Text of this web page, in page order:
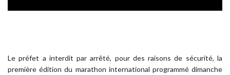
Le préfet a interdit par arrêté, pour des raisons de sécurité, la
première édition du marathon international programmé dimanche